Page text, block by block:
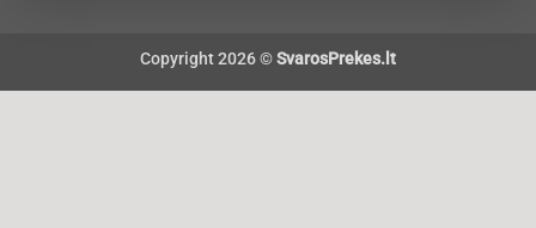
Copyright 2026 ©SvarosPrekes.lt